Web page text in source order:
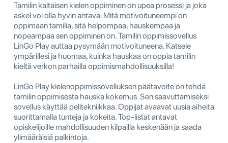
Tamilin kaltaisen kielen oppiminen on upea prosessi ja joka
askel voi olla hyvin antava. Mitä motivoituneempi on
oppimaan tamilia, sitä helpompaa, hauskempaa ja
nopeampaa sen oppiminen on. Tamilin oppimissovellus
LinGo Play auttaa pysymään motivoituneena. Katsele
ympärillesi ja huomaa, kuinka hauskaa on oppia tamilin
kieltä verkon parhailla oppimismahdollisuuksilla!
LinGo Play kielenoppimissovelluksen päätavoite on tehdä
tamilin oppimisesta hauska kokemus. Sen saavuttamiseksi
sovellus käyttää pelitekniikkaa. Oppijat avaavat uusia aiheita
suorittamalla tunteja ja kokeita. Top-listat antavat
opiskelijoille mahdollisuuden kilpailla keskenään ja saada
ylimääräisiä palkintoja.